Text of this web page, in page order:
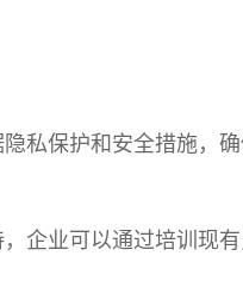
私保护和安全措施，
企业可以通过培训现